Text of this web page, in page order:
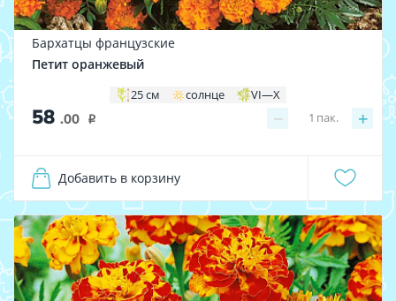
Бархатцы французские
Петит оранжевый
25 см солнце VI—X
58 .00 i − +
1 пак.
Добавить в корзину